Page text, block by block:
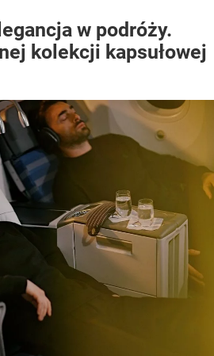
w podróży.
kolekcji kapsułowej